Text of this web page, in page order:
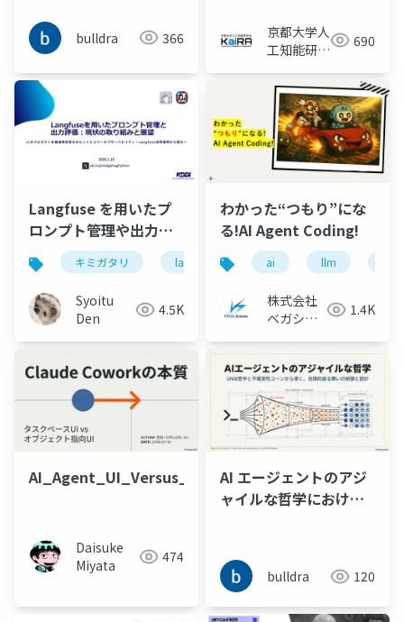
る預言書の時代
bulldra 366
with ROSA: The
Robot Operating
System Agent
京都大学人
工知能研究
690
Langfuse を用いたプ
ロンプト管理や出力評
価の取り組み
キミガタリ langfuse
Syoitu
Den
4.5K
わかった“つもり”にな
る!AI Agent Coding!
ai llm
株式会社
ベガシス
1.4K
AI_Agent_UI_Versus_Power
Daisuke
Miyata
474
AI エージェントのアジ
ャイルな哲学における
マンドパターンによる
振る舞い制御の検討
bulldra 120